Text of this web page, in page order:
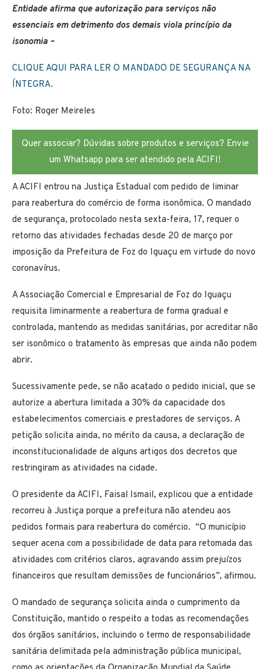
Entidade afirma que autorização para serviços não
essenciais em detrimento dos demais viola princípio da
isonomia –
CLIQUE AQUI PARA LER O MANDADO DE SEGURANÇA NA
ÍNTEGRA.
Foto: Roger Meireles
Quer associar? Dúvidas sobre produtos e serviços? Envie
um Whatsapp para ser atendido pela ACIFI!
A ACIFI entrou na Justiça Estadual com pedido de liminar
para reabertura do comércio de forma isonômica. O mandado
de segurança, protocolado nesta sexta-feira, 17, requer o
retorno das atividades fechadas desde 20 de março por
imposição da Prefeitura de Foz do Iguaçu em virtude do novo
coronavírus.
A Associação Comercial e Empresarial de Foz do Iguaçu
requisita liminarmente a reabertura de forma gradual e
controlada, mantendo as medidas sanitárias, por acreditar não
ser isonômico o tratamento às empresas que ainda não podem
abrir.
Sucessivamente pede, se não acatado o pedido inicial, que se
autorize a abertura limitada a 30% da capacidade dos
estabelecimentos comerciais e prestadores de serviços. A
petição solicita ainda, no mérito da causa, a declaração de
inconstitucionalidade de alguns artigos dos decretos que
restringiram as atividades na cidade.
O presidente da ACIFI, Faisal Ismail, explicou que a entidade
recorreu à Justiça porque a prefeitura não atendeu aos
pedidos formais para reabertura do comércio. “O município
sequer acena com a possibilidade de data para retomada das
atividades com critérios claros, agravando assim prejuízos
financeiros que resultam demissões de funcionários”, afirmou.
O mandado de segurança solicita ainda o cumprimento da
Constituição, mantido o respeito a todas as recomendações
dos órgãos sanitários, incluindo o termo de responsabilidade
sanitária delimitada pela administração pública municipal,